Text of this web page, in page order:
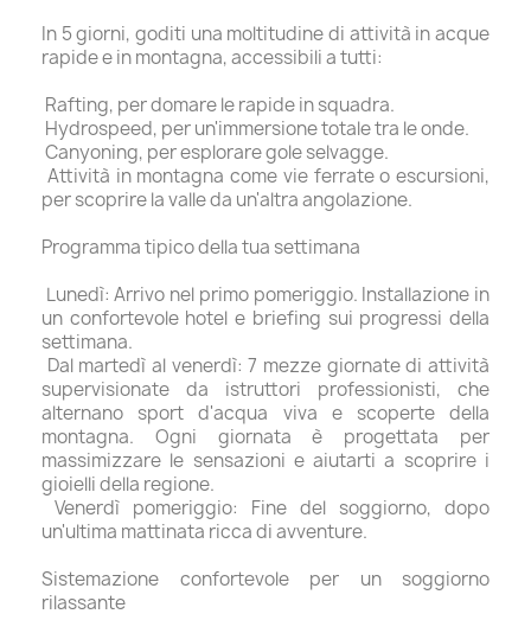
In 5 giorni, goditi una moltitudine di attività in acque
rapide e in montagna, accessibili a tutti:
Rafting, per domare le rapide in squadra.
Hydrospeed, per un'immersione totale tra le onde.
Canyoning, per esplorare gole selvagge.
Attività in montagna come vie ferrate o escursioni,
per scoprire la valle da un'altra angolazione.
Programma tipico della tua settimana
Lunedì: Arrivo nel primo pomeriggio. Installazione in
un confortevole hotel e briefing sui progressi della
settimana.
Dal martedì al venerdì: 7 mezze giornate di attività
supervisionate da istruttori professionisti, che
alternano sport d'acqua viva e scoperte della
montagna. Ogni giornata è progettata per
massimizzare le sensazioni e aiutarti a scoprire i
gioielli della regione.
Venerdì pomeriggio: Fine del soggiorno, dopo
un'ultima mattinata ricca di avventure.
Sistemazione confortevole per un soggiorno
rilassante